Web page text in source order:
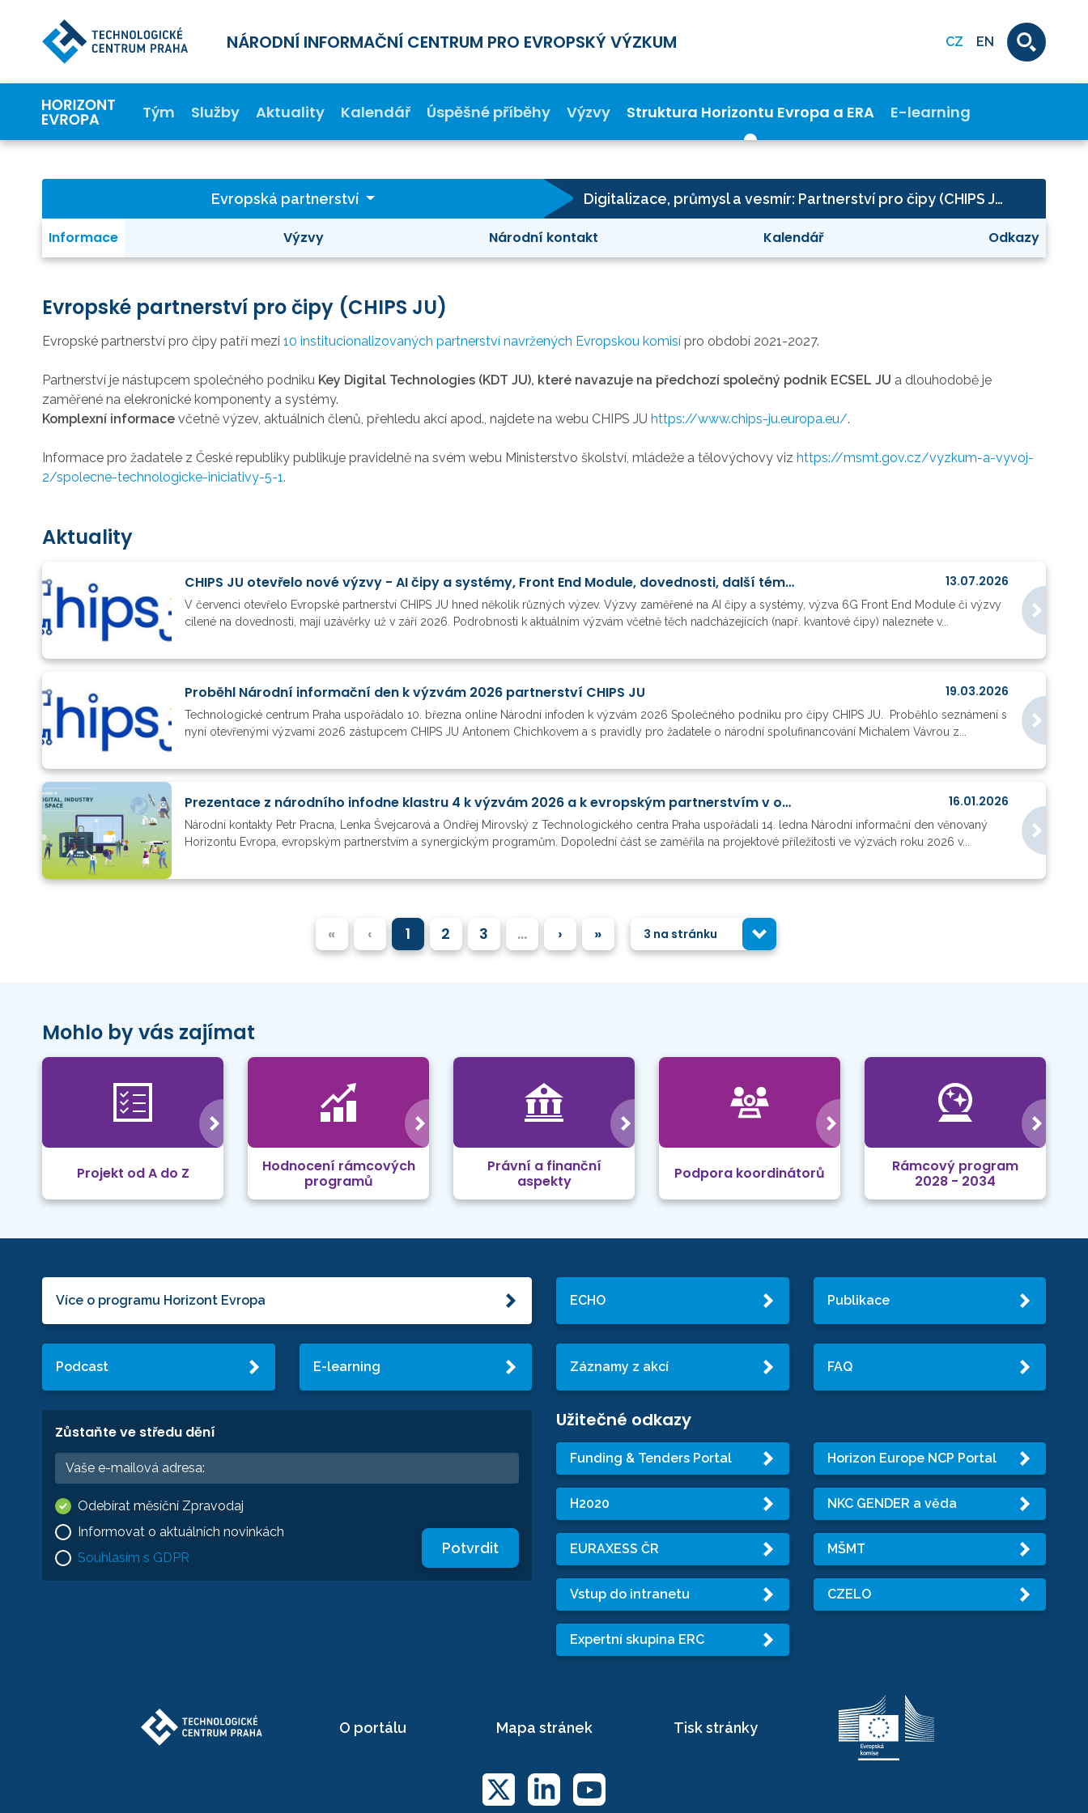
NÁRODNÍ INFORMAČNÍ CENTRUM PRO EVROPSKÝ VÝZKUM CZ EN
Tým Služby Aktuality Kalendář Úspěšné příběhy Výzvy Struktura Horizontu Evropa a ERA E-learning
Evropská partnerství Digitalizace, průmysl a vesmír: Partnerství pro čipy (CHIPS JU)
Informace Výzvy Národní kontakt Kalendář Odkazy
Evropské partnerství pro čipy (CHIPS JU)
Evropské partnerství pro čipy patří mezi 10 institucionalizovaných partnerství navržených Evropskou komisí pro období 2021-2027.
Partnerství je nástupcem společného podniku Key Digital Technologies (KDT JU), které navazuje na předchozí společný podnik ECSEL JU a dlouhodobě je
zaměřené na elekronické komponenty a systémy.
Komplexní informace včetně výzev, aktuálních členů, přehledu akcí apod., najdete na webu CHIPS JU https://www.chips-ju.europa.eu/.
Informace pro žadatele z České republiky publikuje pravidelně na svém webu Ministerstvo školství, mládeže a tělovýchovy viz https://msmt.gov.cz/vyzkum-a-vyvoj-
2/spolecne-technologicke-iniciativy-5-1.
Aktuality
CHIPS JU otevřelo nové výzvy - AI čipy a systémy, Front End Module, dovednosti, další témata 13.07.2026
V červenci otevřelo Evropské partnerství CHIPS JU hned několik různých výzev. Výzvy zaměřené na AI čipy a systémy, výzva 6G Front End Module či výzvy
cílené na dovednosti, mají uzávěrky už v září 2026. Podrobnosti k aktuálním výzvám včetně těch nadcházejících (např. kvantové čipy) naleznete v...
Proběhl Národní informační den k výzvám 2026 partnerství CHIPS JU 19.03.2026
Technologické centrum Praha uspořádalo 10. března online Národní infoden k výzvám 2026 Společného podniku pro čipy CHIPS JU. Proběhlo seznámení s
nyní otevřenými výzvami 2026 zástupcem CHIPS JU Antonem Chichkovem a s pravidly pro žadatele o národní spolufinancování Michalem Vávrou z...
Prezentace z národního infodne klastru 4 k výzvám 2026 a k evropským partnerstvím v oblasti průmyslu, digitalizace a vesmíru 16.01.2026
Národní kontakty Petr Pracna, Lenka Švejcarová a Ondřej Mirovský z Technologického centra Praha uspořádali 14. ledna Národní informační den věnovaný
Horizontu Evropa, evropským partnerstvím a synergickým programům. Dopolední část se zaměřila na projektové příležitosti ve výzvách roku 2026 v...
« ‹ 1 2 3 … › » 3 na stránku
Mohlo by vás zajímat
Projekt od A do Z
Hodnocení rámcových
programů
Právní a finanční
aspekty
Podpora koordinátorů
Rámcový program
2028 - 2034
Více o programu Horizont Evropa
Podcast E-learning
Zůstaňte ve středu dění
Odebírat měsíční Zpravodaj
Informovat o aktuálních novinkách
Souhlasím s GDPR
Potvrdit
ECHO Publikace
Záznamy z akcí FAQ
Užitečné odkazy
Funding & Tenders Portal Horizon Europe NCP Portal
H2020 NKC GENDER a věda
EURAXESS ČR MŠMT
Vstup do intranetu CZELO
Expertní skupina ERC
O portálu Mapa stránek Tisk stránky